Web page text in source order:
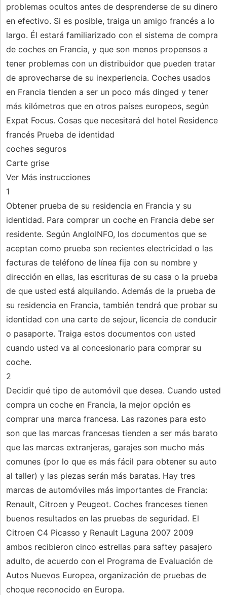
problemas ocultos antes de desprenderse de su dinero
en efectivo. Si es posible, traiga un amigo francés a lo
largo. Él estará familiarizado con el sistema de compra
de coches en Francia, y que son menos propensos a
tener problemas con un distribuidor que pueden tratar
de aprovecharse de su inexperiencia. Coches usados ​​
en Francia tienden a ser un poco más dinged y tener
más kilómetros que en otros países europeos, según
Expat Focus. Cosas que necesitará del hotel Residence
francés Prueba de identidad
coches seguros
Carte grise
Ver Más instrucciones
1
Obtener prueba de su residencia en Francia y su
identidad. Para comprar un coche en Francia debe ser
residente. Según AngloINFO, los documentos que se
aceptan como prueba son recientes electricidad o las
facturas de teléfono de línea fija con su nombre y
dirección en ellas, las escrituras de su casa o la prueba
de que usted está alquilando. Además de la prueba de
su residencia en Francia, también tendrá que probar su
identidad con una carte de sejour, licencia de conducir
o pasaporte. Traiga estos documentos con usted
cuando usted va al concesionario para comprar su
coche.
2
Decidir qué tipo de automóvil que desea. Cuando usted
compra un coche en Francia, la mejor opción es
comprar una marca francesa. Las razones para esto
son que las marcas francesas tienden a ser más barato
que las marcas extranjeras, garajes son mucho más
comunes (por lo que es más fácil para obtener su auto
al taller) y las piezas serán más baratas. Hay tres
marcas de automóviles más importantes de Francia:
Renault, Citroen y Peugeot. Coches franceses tienen
buenos resultados en las pruebas de seguridad. El
Citroen C4 Picasso y Renault Laguna 2007 2009
ambos recibieron cinco estrellas para saftey pasajero
adulto, de acuerdo con el Programa de Evaluación de
Autos Nuevos Europea, organización de pruebas de
choque reconocido en Europa.